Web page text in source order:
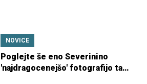
NOVICE
Poglejte še eno Severinino
'najdragocenejšo' fotografijo ta